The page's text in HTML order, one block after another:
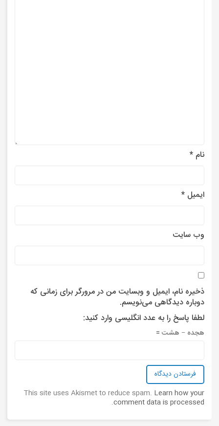
نام *
ایمیل *
وب‌ سایت
ذخیره نام، ایمیل و وبسایت من در مرورگر برای زمانی که
دوباره دیدگاهی می‌نویسم.
لطفا پاسخ را به عدد انگلیسی وارد کنید:
هجده − هشت =
This site uses Akismet to reduce spam. Learn how your
comment data is processed
.